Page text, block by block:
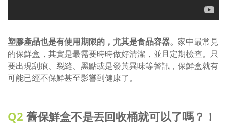
塑膠產品也是有使用期限的，尤其是食品容器。 家中最常見
的保鮮盒，其實是最需要時時做好清潔，並且定期檢查。只
要出現刮痕、裂縫、黑點或是發黃異味等警訊，保鮮盒就有
可能已經不保鮮甚至影響到健康了。
Q2 舊保鮮盒不是丟回收桶就可以了嗎？！